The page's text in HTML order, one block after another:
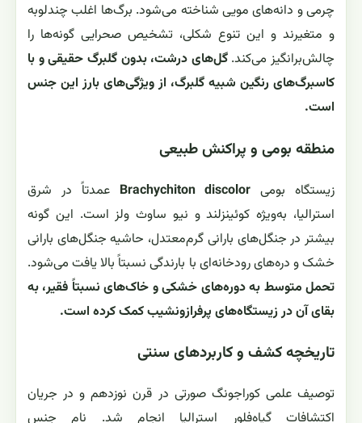
چرمی و دانه‌های مویی شناخته می‌شود. برگ‌ها اغلب چندلوبه
و متغیرند و این تنوع شکلی، تشخیص صحرایی گونه‌ها را
چالش‌برانگیز می‌کند.گل‌های درشت، بدون گلبرگ حقیقی و با
کاسبرگ‌های رنگین شبیه گلبرگ، از ویژگی‌های بارز این جنس
است.
منطقه بومی و پراکنش طبیعی
زیستگاه بومی Brachychiton discolor عمدتاً در شرق
استرالیا، به‌ویژه کوئینزلند و نیو ساوث ولز است. این گونه
بیشتر در جنگل‌های بارانی گرم‌معتدل، حاشیه جنگل‌های بارانی
خشک و دره‌های رودخانه‌ای با بارندگی نسبتاً بالا یافت می‌شود.
تحمل متوسط به دوره‌های خشکی و خاک‌های نسبتاً فقیر، به
بقای آن در زیستگاه‌های پرفرازونشیب کمک کرده است.
تاریخچه کشف و کاربردهای سنتی
توصیف علمی کوراجونگ صورتی در قرن نوزدهم و در جریان
اکتشافات گیاه‌فلور استرالیا انجام شد. نام جنس